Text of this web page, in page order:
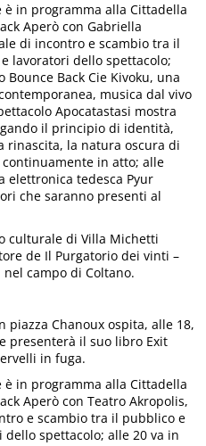
è in programma alla Cittadella
Aperò con Gabriella
di incontro e scambio tra il
lavoratori dello spettacolo;
Back Cie Kivoku, una
musica dal vivo
Apocatastasi mostra
il principio di identità,
rinascita, la natura oscura di
in atto; alle
elettronica tedesca Pyur
che saranno presenti al
culturale di Villa Michetti
de Il Purgatorio dei vinti –
campo di Coltano.
piazza Chanoux ospita, alle 18,
presenterà il suo libro Exit
in fuga.
è in programma alla Cittadella
Aperò con Teatro Akropolis,
e scambio tra il pubblico e
spettacolo; alle 20 va in